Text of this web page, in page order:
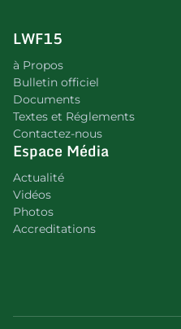
LWF15
à Propos
Bulletin officiel
Documents
Textes et Réglements
Contactez-nous
Espace Média
Actualité
Vidéos
Photos
Accreditations